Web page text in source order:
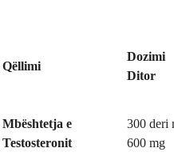
Qëllimi
Dozimi
Ditor
Mbështetja e
Testosteronit
300 deri
600 mg